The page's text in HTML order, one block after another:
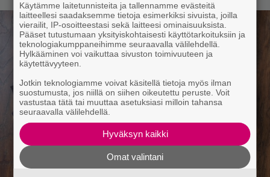
Käytämme laitetunnisteita ja tallennamme evästeitä
laitteellesi saadaksemme tietoja esimerkiksi sivuista, joilla
vierailit, IP-osoitteestasi sekä laitteesi ominaisuuksista.
Pääset tutustumaan yksityiskohtaisesti käyttötarkoituksiin ja
teknologiakumppaneihimme seuraavalla välilehdellä.
Hylkääminen voi vaikuttaa sivuston toimivuuteen ja
käytettävyyteen.
Jotkin teknologiamme voivat käsitellä tietoja myös ilman
suostumusta, jos niillä on siihen oikeutettu peruste. Voit
vastustaa tätä tai muuttaa asetuksiasi milloin tahansa
seuraavalla välilehdellä.
Hyväksyn kaikki
Omat valintani